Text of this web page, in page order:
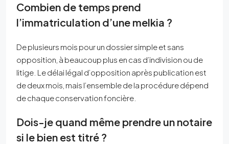
Combien de temps prend
l’immatriculation d’une melkia ?
De plusieurs mois pour un dossier simple et sans
opposition, à beaucoup plus en cas d’indivision ou de
litige. Le délai légal d’opposition après publication est
de deux mois, mais l’ensemble de la procédure dépend
de chaque conservation foncière.
Dois-je quand même prendre un notaire
si le bien est titré ?